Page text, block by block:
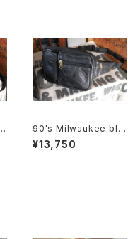
90's Milwaukee bla
ck all-leather fanny
Pack
¥13,750